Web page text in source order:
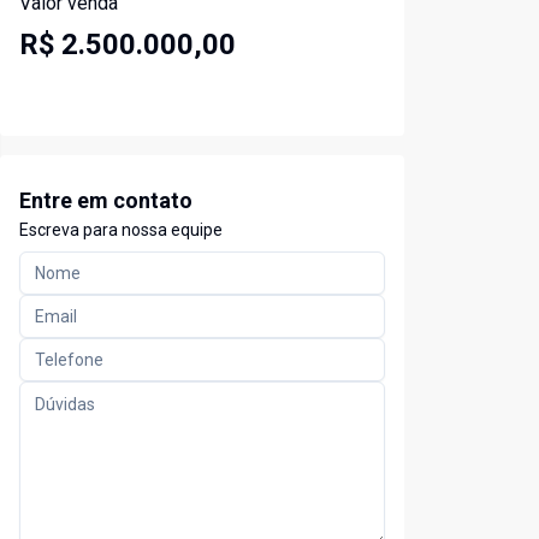
R$ 2.500.000,00
Entre em contato
Escreva para nossa equipe